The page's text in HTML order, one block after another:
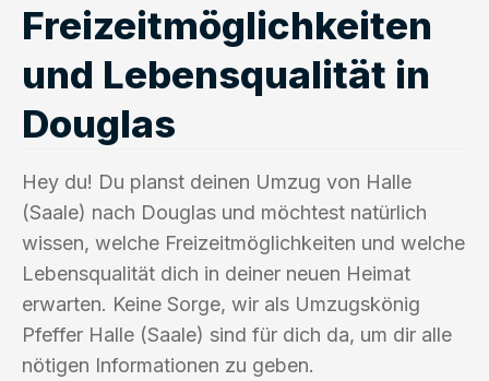
Freizeitmöglichkeiten
und Lebensqualität in
Douglas
Hey du! Du planst deinen Umzug von Halle
(Saale) nach Douglas und möchtest natürlich
wissen, welche Freizeitmöglichkeiten und welche
Lebensqualität dich in deiner neuen Heimat
erwarten. Keine Sorge, wir als Umzugskönig
Pfeffer Halle (Saale) sind für dich da, um dir alle
nötigen Informationen zu geben.